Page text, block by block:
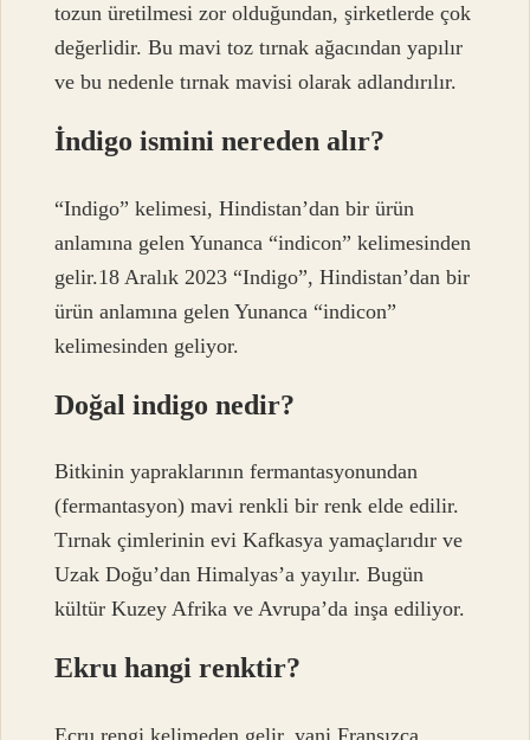
tozun üretilmesi zor olduğundan, şirketlerde çok
değerlidir. Bu mavi toz tırnak ağacından yapılır
ve bu nedenle tırnak mavisi olarak adlandırılır.
İndigo ismini nereden alır?
“Indigo” kelimesi, Hindistan’dan bir ürün
anlamına gelen Yunanca “indicon” kelimesinden
gelir.18 Aralık 2023 “Indigo”, Hindistan’dan bir
ürün anlamına gelen Yunanca “indicon”
kelimesinden geliyor.
Doğal indigo nedir?
Bitkinin yapraklarının fermantasyonundan
(fermantasyon) mavi renkli bir renk elde edilir.
Tırnak çimlerinin evi Kafkasya yamaçlarıdır ve
Uzak Doğu’dan Himalyas’a yayılır. Bugün
kültür Kuzey Afrika ve Avrupa’da inşa ediliyor.
Ekru hangi renktir?
Ecru rengi kelimeden gelir, yani Fransızca